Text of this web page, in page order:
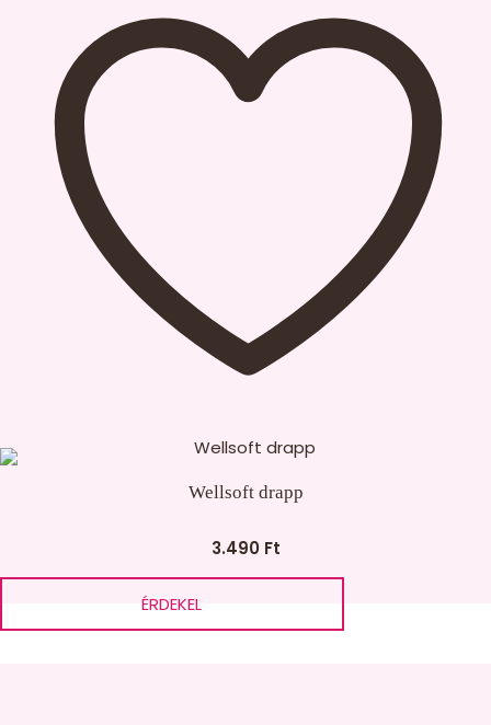
Wellsoft drapp
3.490 Ft
ÉRDEKEL